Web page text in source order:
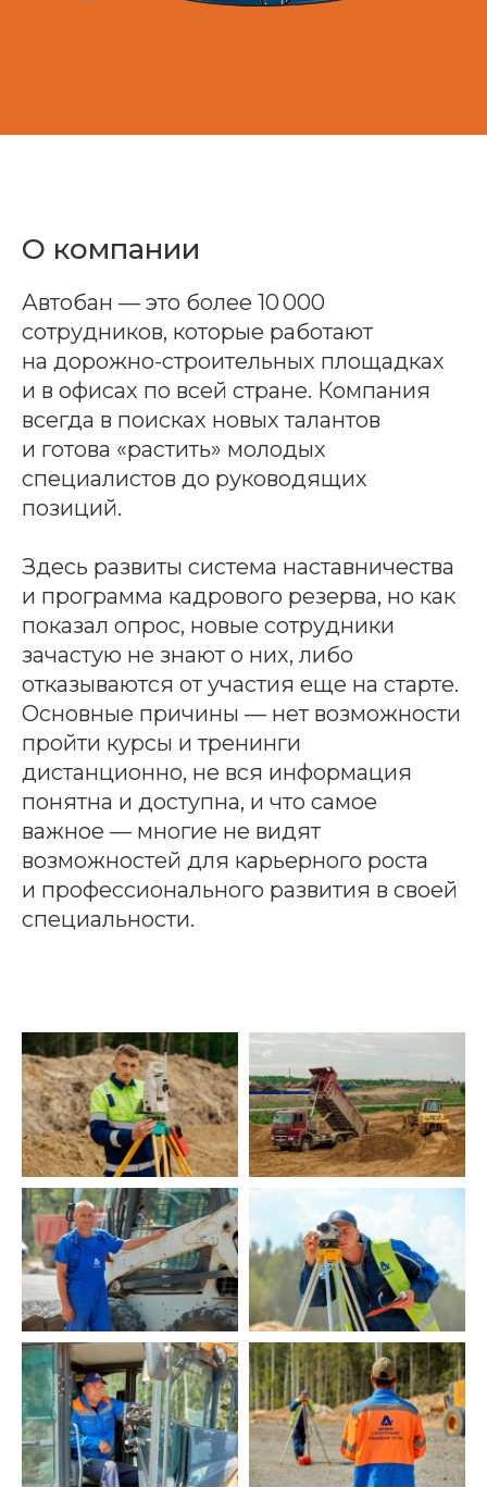
О компании
Автобан — это более 10 000
сотрудников, которые работают
на дорожно-строительных площадках
и в офисах по всей стране. Компания
всегда в поисках новых талантов
и готова «растить» молодых
специалистов до руководящих
позиций.
Здесь развиты система наставничества
и программа кадрового резерва, но как
показал опрос, новые сотрудники
зачастую не знают о них, либо
отказываются от участия еще на старте.
Основные причины — нет возможности
пройти курсы и тренинги
дистанционно, не вся информация
понятна и доступна, и что самое
важное — многие не видят
возможностей для карьерного роста
и профессионального развития в своей
специальности.